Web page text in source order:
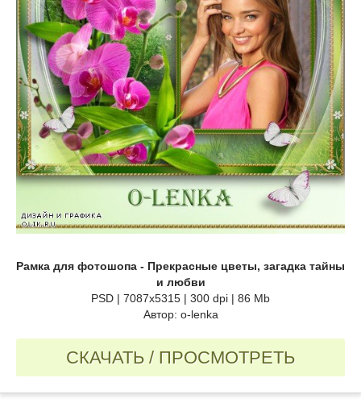
Рамка для фотошопа - Прекрасные цветы, загадка тайны
и любви
PSD | 7087x5315 | 300 dpi | 86 Mb
Автор: o-lenka
СКАЧАТЬ / ПРОСМОТРЕТЬ